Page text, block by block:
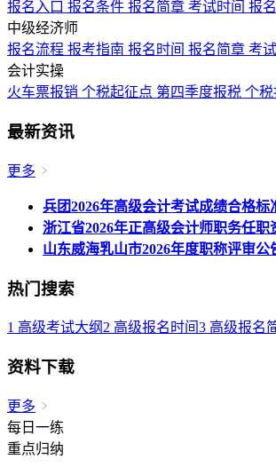
报名入口 报名条件 报名简章 考试时间 报
中级经济师
报名流程 报考指南 报名时间 报名简章 考
会计实操
火车票报销 个税起征点 第四季度报税 个
最新资讯
更多
兵团2026年高级会计考试成绩合格
浙江省2026年正高级会计师职务任
山东威海乳山市2026年度职称评审
热门搜索
1 高级考试大纲 2 高级报名时间3 高级报名
资料下载
更多
每日一练
重点归纳